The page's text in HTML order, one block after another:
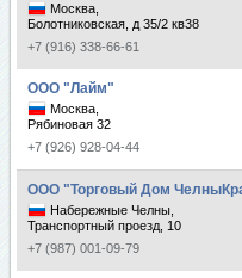
Москва,
Болотниковская, д 35/2 кв38
+7 (916) 338-66-61
ООО "Лайм"
Москва,
Рябиновая 32
+7 (926) 928-04-44
ООО "Торговый Дом
Набережные Челны,
Транспортный проезд, 10
+7 (987) 001-09-79